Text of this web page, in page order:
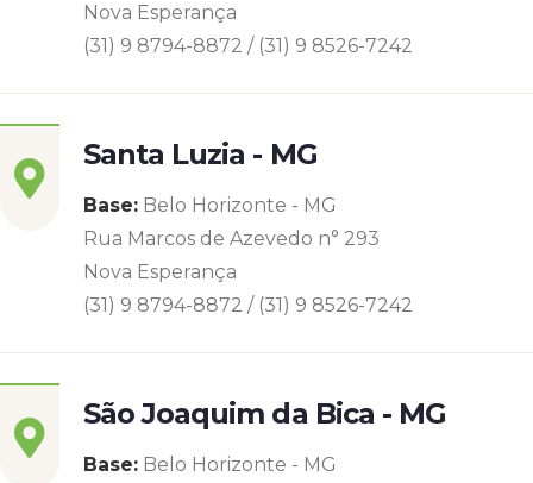
Nova Esperança
(31) 9 8794-8872 / (31) 9 8526-7242
Santa Luzia - MG
Base: Belo Horizonte - MG
Rua Marcos de Azevedo n° 293
Nova Esperança
(31) 9 8794-8872 / (31) 9 8526-7242
São Joaquim da Bica - MG
Base: Belo Horizonte - MG